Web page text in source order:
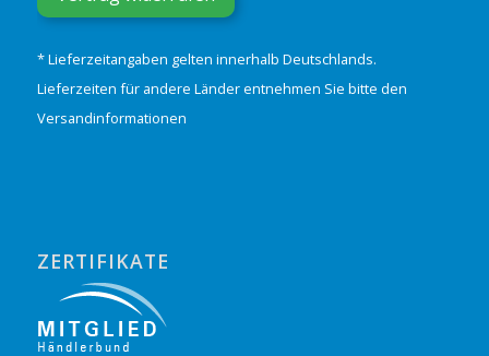
* Lieferzeitangaben gelten innerhalb Deutschlands.
Lieferzeiten für andere Länder entnehmen Sie bitte den
Versandinformationen
ZERTIFIKATE